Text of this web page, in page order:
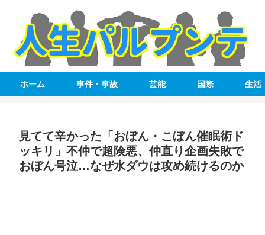
ホーム 事件・事故 芸能 国際 生活
見てて辛かった「おぼん・こぼん催眠術ド
ッキリ」不仲で超険悪、仲直り企画失敗で
おぼん号泣…なぜ水ダウは攻め続けるのか